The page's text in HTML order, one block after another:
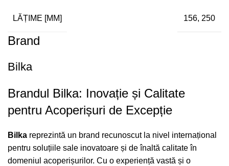
LĂȚIME [MM] 156, 250
Brand
Bilka
Brandul Bilka: Inovație și Calitate
pentru Acoperișuri de Excepție
Bilka reprezintă un brand recunoscut la nivel internațional
pentru soluțiile sale inovatoare și de înaltă calitate în
domeniul acoperișurilor. Cu o experiență vastă și o